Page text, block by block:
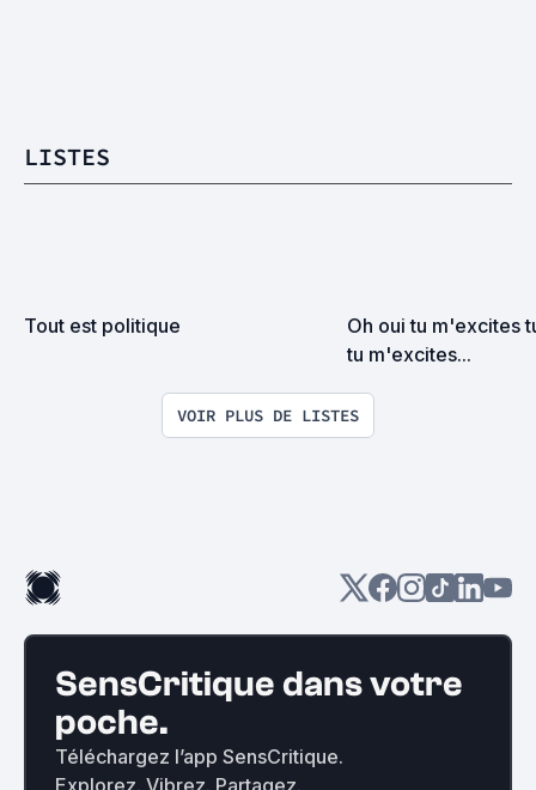
LISTES
Tout est politique
Oh oui tu m'excites
tu m'excites...
VOIR PLUS DE LISTES
SensCritique dans votre
poche.
Téléchargez l’app SensCritique.
Explorez. Vibrez. Partagez.